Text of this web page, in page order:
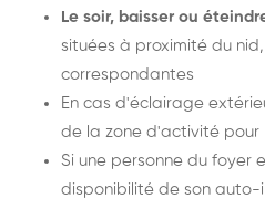
Le soir, baisser ou
situées à proximité du
correspondantes
En cas d'éclairage
de la zone d'activité
Si une personne du foyer
disponibilité de son auto-